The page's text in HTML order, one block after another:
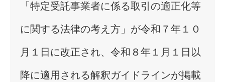
「特定受託事業者に係る取引の適正化等
に関する法律の考え方」が令和７年１０
月１日に改正され、令和８年１月１日以
降に適用される解釈ガイドラインが掲載